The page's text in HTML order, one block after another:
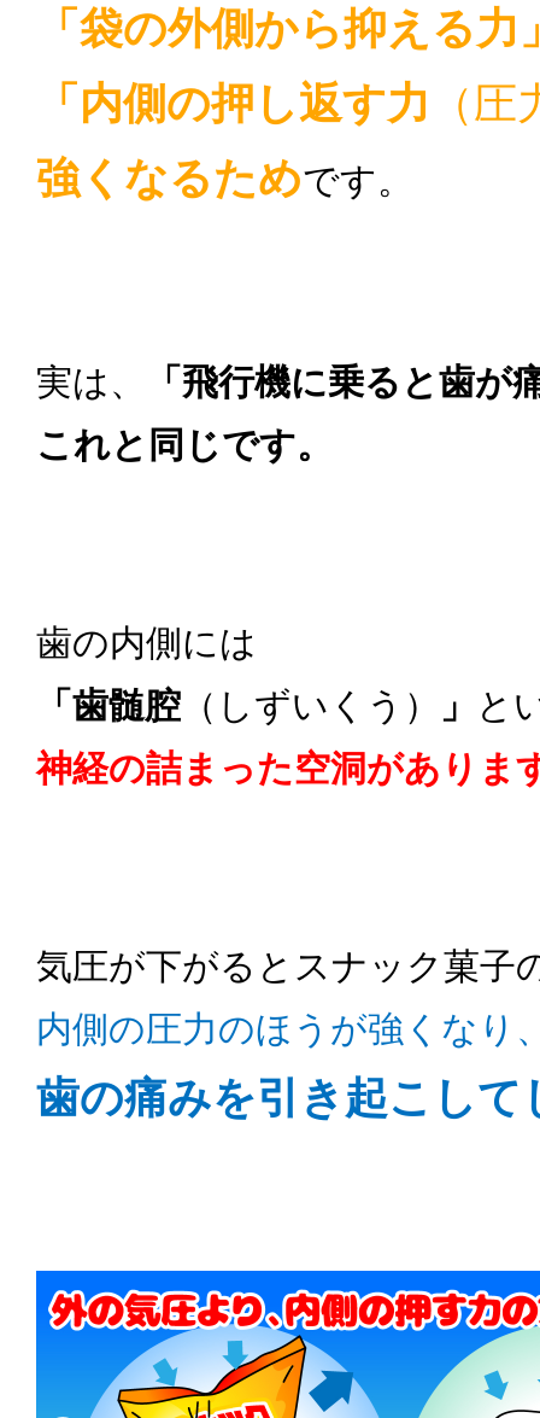
「袋の外側から抑える力
「内側の押し返す力 （圧
強くなるためです。
実は、
「飛行機に乗ると歯が
これと同じです。
歯の内側には
「歯髄腔 （しずいくう） 」
と
神経の詰まった空洞がありま
気圧が下がるとスナック菓子
内側の圧力のほうが強くなり
歯の痛みを引き起こして